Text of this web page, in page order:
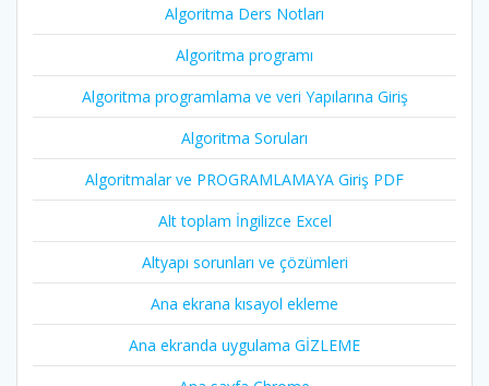
Algoritma Ders Notları
Algoritma programı
Algoritma programlama ve veri Yapılarına Giriş
Algoritma Soruları
Algoritmalar ve PROGRAMLAMAYA Giriş PDF
Alt toplam İngilizce Excel
Altyapı sorunları ve çözümleri
Ana ekrana kısayol ekleme
Ana ekranda uygulama GİZLEME